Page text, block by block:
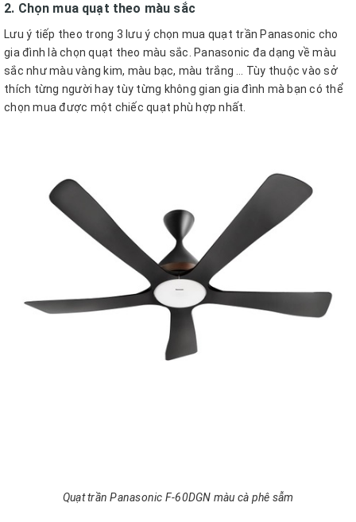
2. Chọn mua quạt theo màu sắc
Lưu ý tiếp theo trong 3 lưu ý chọn mua quạt trần Panasonic cho
gia đình là chọn quạt theo màu sắc. Panasonic đa dạng về màu
sắc như màu vàng kim, màu bạc, màu trắng … Tùy thuộc vào sở
thích từng người hay tùy từng không gian gia đình mà bạn có thể
chọn mua được một chiếc quạt phù hợp nhất.
Quạt trần Panasonic F-60DGN màu cà phê sẫm